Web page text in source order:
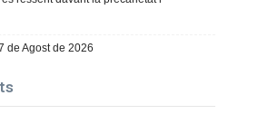
de Agost de 2026